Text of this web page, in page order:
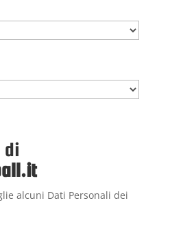
di
alcuni Dati Personali dei